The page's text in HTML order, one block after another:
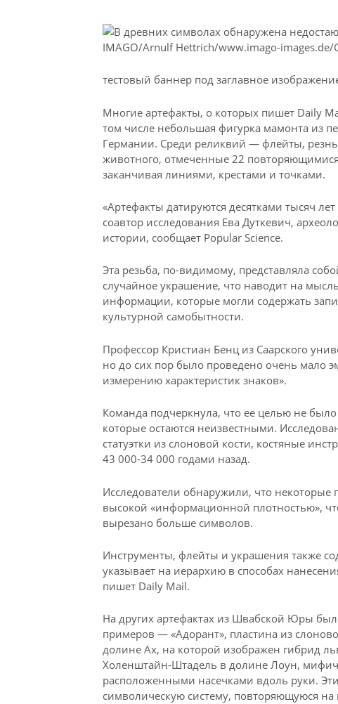
IMAGO/Arnulf Hettrich/www.imago-images.de/
тестовый баннер под заглавное
Многие артефакты, о которых пишет Daily
том числе небольшая фигурка мамонта из
Германии. Среди реликвий — флейты,
животного, отмеченные 22
заканчивая линиями, крестами и точками.
«Артефакты датируются десятками тысяч
соавтор исследования Ева Дуткевич,
истории, сообщает Popular Science.
Эта резьба, по-видимому, представляла
случайное украшение, что наводит на
информации, которые могли содержать
культурной самобытности.
Профессор Кристиан Бенц из Саарского
но до сих пор было проведено очень мало
измерению характеристик знаков».
Команда подчеркнула, что ее целью не
которые остаются неизвестными.
статуэтки из слоновой кости, костяные
43 000-34 000 годами назад.
Исследователи обнаружили, что некоторые
высокой «информационной плотностью»,
вырезано больше символов.
Инструменты, флейты и украшения также
указывает на иерархию в способах
пишет Daily Mail.
На других артефактах из Швабской Юры
примеров — «Адорант», пластина из
долине Ах, на которой изображен гибрид
Холенштайн-Штадель в долине Лоун,
расположенными насечками вдоль руки.
символическую систему, повторяющуюся на